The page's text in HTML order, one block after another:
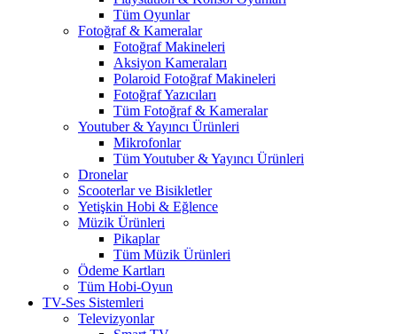
Tüm Oyunlar
Fotoğraf & Kameralar
Fotoğraf Makineleri
Aksiyon Kameraları
Polaroid Fotoğraf Makineleri
Fotoğraf Yazıcıları
Tüm Fotoğraf & Kameralar
Youtuber & Yayıncı Ürünleri
Mikrofonlar
Tüm Youtuber & Yayıncı Ürünleri
Dronelar
Scooterlar ve Bisikletler
Yetişkin Hobi & Eğlence
Müzik Ürünleri
Pikaplar
Tüm Müzik Ürünleri
Ödeme Kartları
Tüm Hobi-Oyun
TV-Ses Sistemleri
Televizyonlar